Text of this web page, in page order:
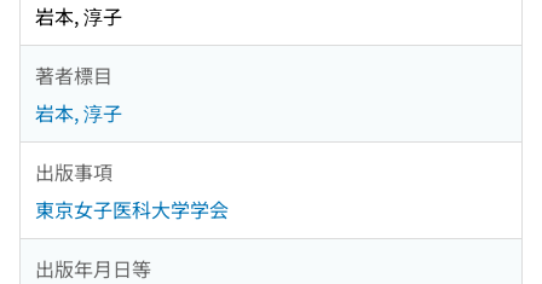
岩本, 淳子
著者標目
岩本, 淳子
出版事項
東京女子医科大学学会
出版年月日等